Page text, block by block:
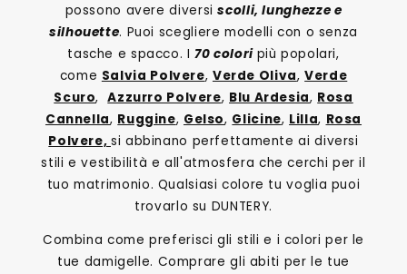
possono avere diversiscolli, lunghezze e
silhouette. Puoi scegliere modelli con o senza
tasche e spacco. I70 colori più popolari,
come Salvia Polvere, Verde Oliva,Verde
Scuro,Azzurro Polvere, Blu Ardesia, Rosa
Cannella, Ruggine, Gelso, Glicine, Lilla, Rosa
Polvere, si abbinano perfettamente ai diversi
stili e vestibilità e all'atmosfera che cerchi per il
tuo matrimonio. Qualsiasi colore tu voglia puoi
trovarlo su DUNTERY.
Combina come preferisci gli stili e i colori per le
tue damigelle. Comprare gli abiti per le tue